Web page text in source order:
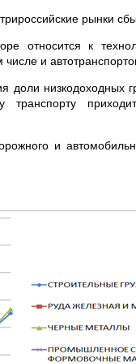
рынки
относится к
и
доли низкодоходных
транспорту
и